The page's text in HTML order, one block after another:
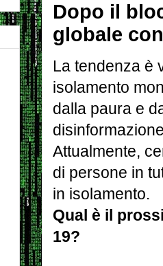
Dopo il
globale
La tendenza è
isolamento
dalla paura e
Attualmente,
di persone in
in isolamento.
Qual è il
19?